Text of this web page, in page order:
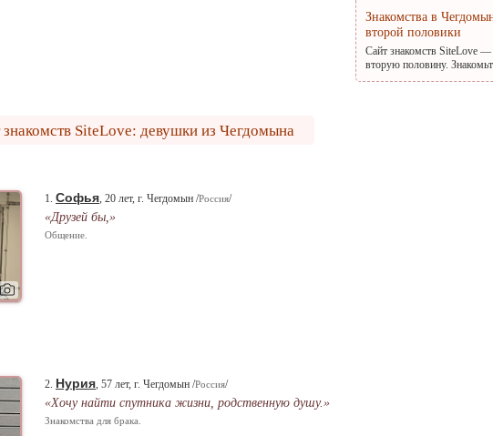
Знакомства в
второй половики
Сайт знакомств SiteLove
вторую половину.
SiteLove: девушки из Чегдомына
1. Софья, 20 лет, г. Чегдомын /Россия/
«Друзей бы,»
Общение.
2. Нурия, 57 лет, г. Чегдомын /Россия/
«Хочу найти спутника жизни, родственную душу.»
Знакомства для брака.